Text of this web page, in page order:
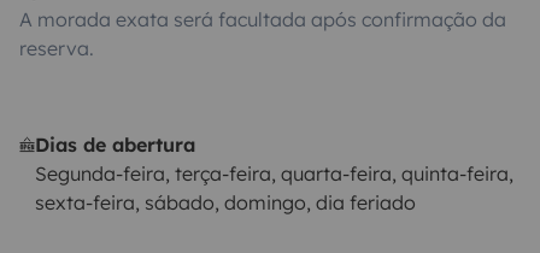
A morada exata será facultada após confirmação da
reserva.
Dias de abertura
Segunda-feira, terça-feira, quarta-feira, quinta-feira,
sexta-feira, sábado, domingo, dia feriado